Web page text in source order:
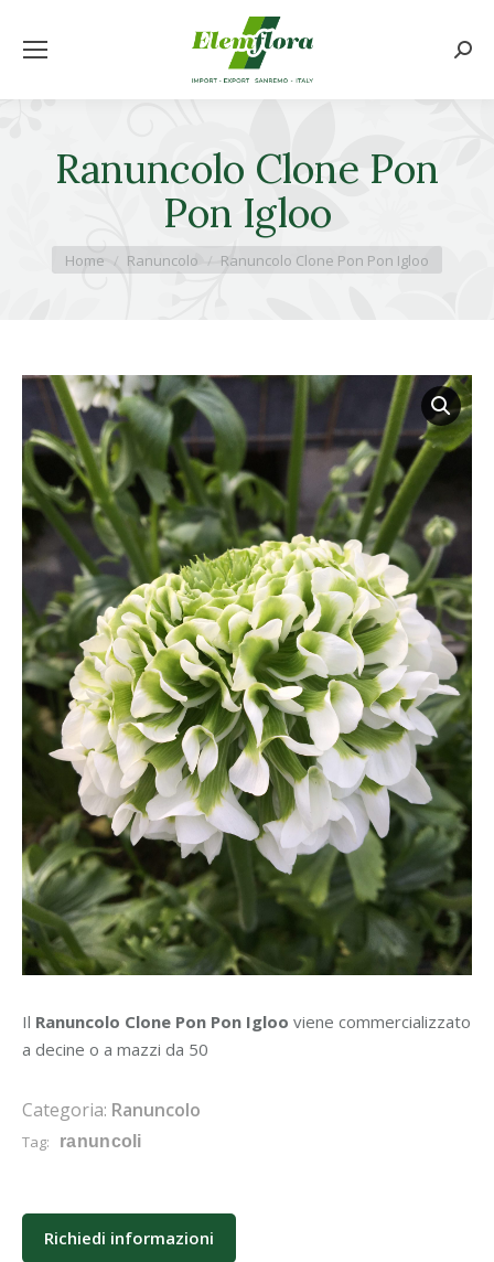
Ranuncolo Clone Pon
Pon Igloo
Tu sei qui:
Home Ranuncolo Ranuncolo Clone Pon Pon Igloo
Il Ranuncolo Clone Pon Pon Igloo viene commercializzato
a decine o a mazzi da 50
Categoria: Ranuncolo
Tag: ranuncoli
Richiedi informazioni